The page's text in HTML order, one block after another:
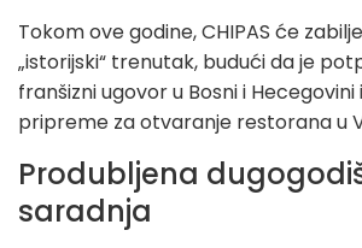
Tokom ove godine, CHIPAS će
„istorijski“ trenutak, budući da je
franšizni ugovor u Bosni i
pripreme za otvaranje restorana u
Produbljena
saradnja